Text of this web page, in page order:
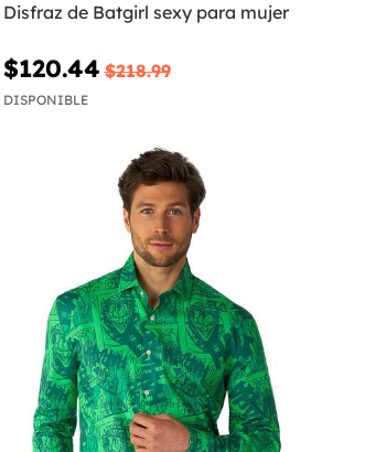
Disfraz de Batgirl sexy para mujer
$120.44 $218.99
DISPONIBLE